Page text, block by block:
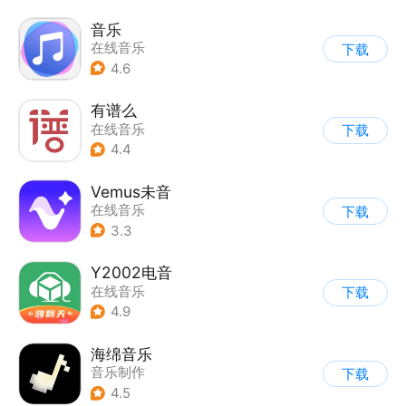
音乐
在线音乐
4.6
下载
有谱么
在线音乐
4.4
下载
Vemus未音
在线音乐
3.3
下载
Y2002电音
在线音乐
4.9
下载
海绵音乐
音乐制作
4.5
下载